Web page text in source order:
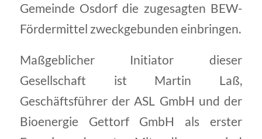
Gemeinde Osdorf die zugesagten BEW-
Fördermittel zweckgebunden einbringen.
Maßgeblicher Initiator dieser
Gesellschaft ist Martin Laß,
Geschäftsführer der ASL GmbH und der
Bioenergie Gettorf GmbH als erster